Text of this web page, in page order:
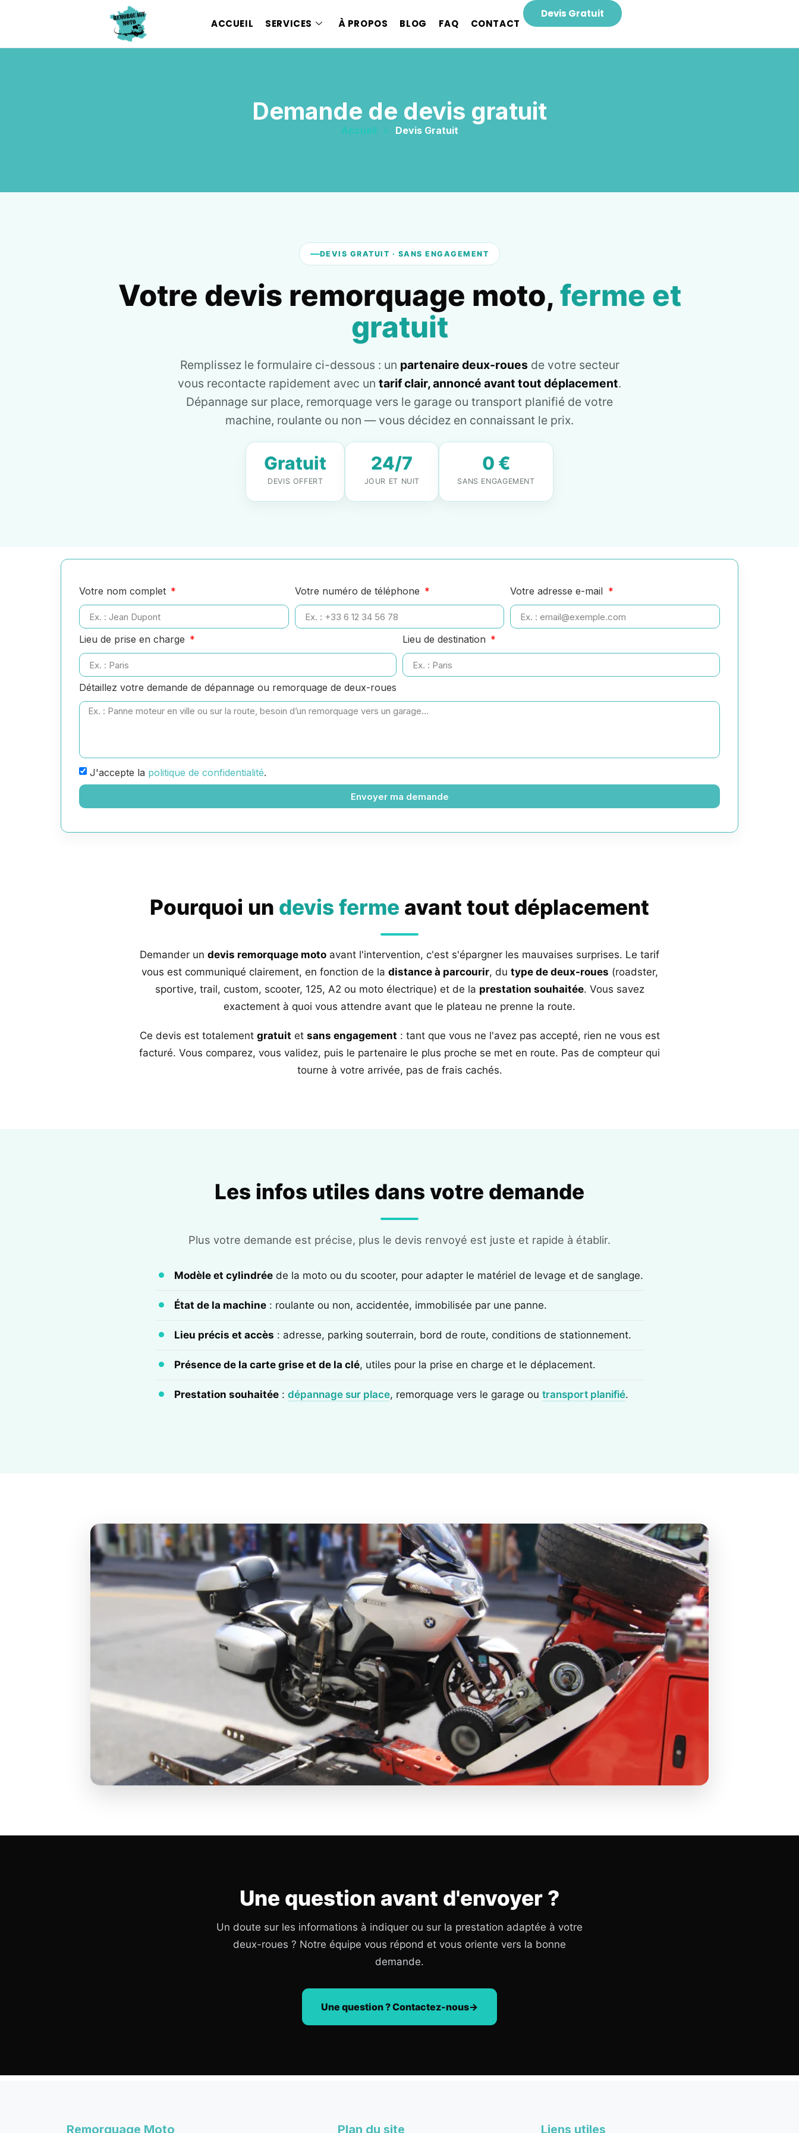
ACCUEIL SERVICES À PROPOS BLOG FAQ CONTACT
Devis Gratuit
Demande de devis gratuit
Accueil » Devis Gratuit
DEVIS GRATUIT · SANS ENGAGEMENT
Votre devis remorquage moto, ferme et
gratuit
Remplissez le formulaire ci-dessous : un partenaire deux-rouesde votre secteur
vous recontacte rapidement avec un tarif clair, annoncé avant tout déplacement.
Dépannage sur place, remorquage vers le garage ou transport planifié de votre
machine, roulante ou non — vous décidez en connaissant le prix.
Gratuit
DEVIS OFFERT
24/7
JOUR ET NUIT
0 €
SANS ENGAGEMENT
Votre nom complet Votre numéro de téléphone Votre adresse e-mail
Lieu de prise en charge Lieu de destination
Détaillez votre demande de dépannage ou remorquage de deux-roues
J'accepte la politique de confidentialité.
Envoyer ma demande
Pourquoi un devis ferme avant tout déplacement
Demander un devis remorquage moto avant l'intervention, c'est s'épargner les mauvaises surprises. Le tarif
vous est communiqué clairement, en fonction de la distance à parcourir, du type de deux-roues (roadster,
sportive, trail, custom, scooter, 125, A2 ou moto électrique) et de la prestation souhaitée. Vous savez
exactement à quoi vous attendre avant que le plateau ne prenne la route.
Ce devis est totalement gratuit et sans engagement : tant que vous ne l'avez pas accepté, rien ne vous est
facturé. Vous comparez, vous validez, puis le partenaire le plus proche se met en route. Pas de compteur qui
tourne à votre arrivée, pas de frais cachés.
Les infos utiles dans votre demande
Plus votre demande est précise, plus le devis renvoyé est juste et rapide à établir.
Modèle et cylindréede la moto ou du scooter, pour adapter le matériel de levage et de sanglage.
État de la machine: roulante ou non, accidentée, immobilisée par une panne.
Lieu précis et accès : adresse, parking souterrain, bord de route, conditions de stationnement.
Présence de la carte grise et de la clé, utiles pour la prise en charge et le déplacement.
Prestation souhaitée: dépannage sur place, remorquage vers le garage ou transport planifié.
Une question avant d'envoyer ?
Un doute sur les informations à indiquer ou sur la prestation adaptée à votre
deux-roues ? Notre équipe vous répond et vous oriente vers la bonne
demande.
Une question ? Contactez-nous
Remorquage Moto Plan du site Liens utiles